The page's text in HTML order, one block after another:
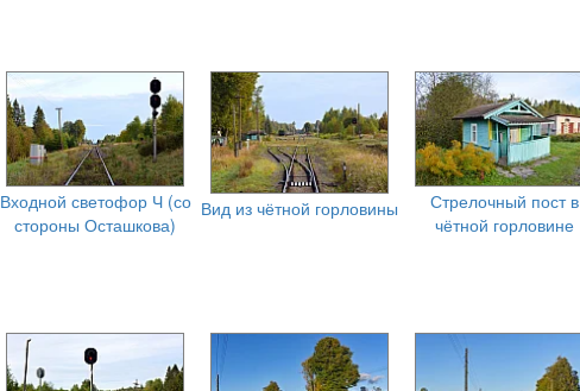
Входной светофор Ч (со
стороны Осташкова)
Вид из чётной горловины
Стрелочный пост в
чётной горловине